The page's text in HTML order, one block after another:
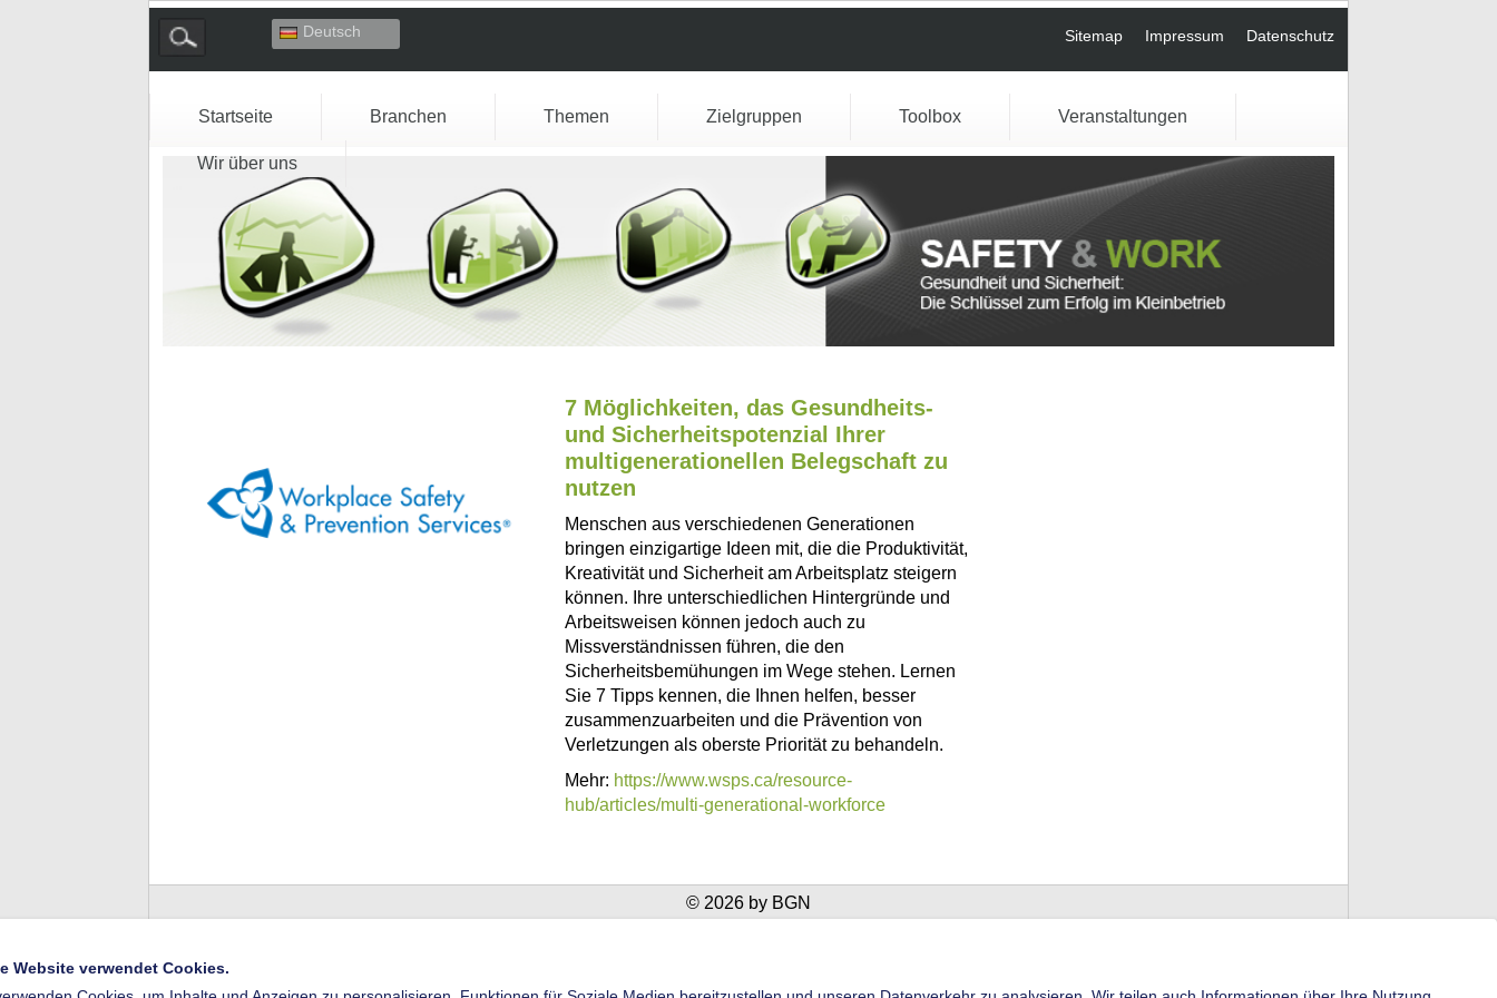
Deutsch
Sitemap Impressum Datenschutz
Startseite Branchen Themen Zielgruppen Toolbox Veranstaltungen
Wir über uns
7 Möglichkeiten, das Gesundheits-
und Sicherheitspotenzial Ihrer
multigenerationellen Belegschaft zu
nutzen
Menschen aus verschiedenen Generationen
bringen einzigartige Ideen mit, die die Produktivität,
Kreativität und Sicherheit am Arbeitsplatz steigern
können. Ihre unterschiedlichen Hintergründe und
Arbeitsweisen können jedoch auch zu
Missverständnissen führen, die den
Sicherheitsbemühungen im Wege stehen. Lernen
Sie 7 Tipps kennen, die Ihnen helfen, besser
zusammenzuarbeiten und die Prävention von
Verletzungen als oberste Priorität zu behandeln.
Mehr: https://www.wsps.ca/resource-
hub/articles/multi-generational-workforce
© 2026 by BGN
Website verwendet Cookies.